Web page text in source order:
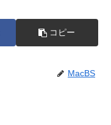
コピー
MacBS